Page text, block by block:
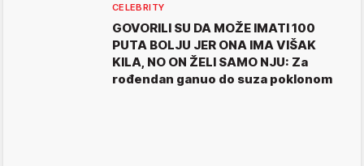
CELEBRITY
GOVORILI SU DA MOŽE IMATI 100
PUTA BOLJU JER ONA IMA VIŠAK
KILA, NO ON ŽELI SAMO NJU: Za
rođendan ganuo do suza poklonom